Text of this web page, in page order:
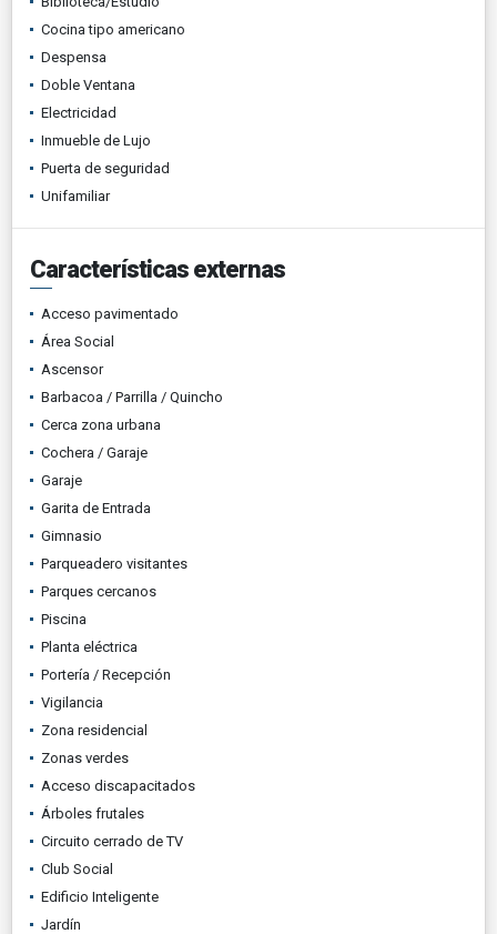
Cocina tipo americano
Despensa
Doble Ventana
Electricidad
Inmueble de Lujo
Puerta de seguridad
Unifamiliar
Características externas
Acceso pavimentado
Área Social
Ascensor
Barbacoa / Parrilla / Quincho
Cerca zona urbana
Cochera / Garaje
Garaje
Garita de Entrada
Gimnasio
Parqueadero visitantes
Parques cercanos
Piscina
Planta eléctrica
Portería / Recepción
Vigilancia
Zona residencial
Zonas verdes
Acceso discapacitados
Árboles frutales
Circuito cerrado de TV
Club Social
Edificio Inteligente
Jardín